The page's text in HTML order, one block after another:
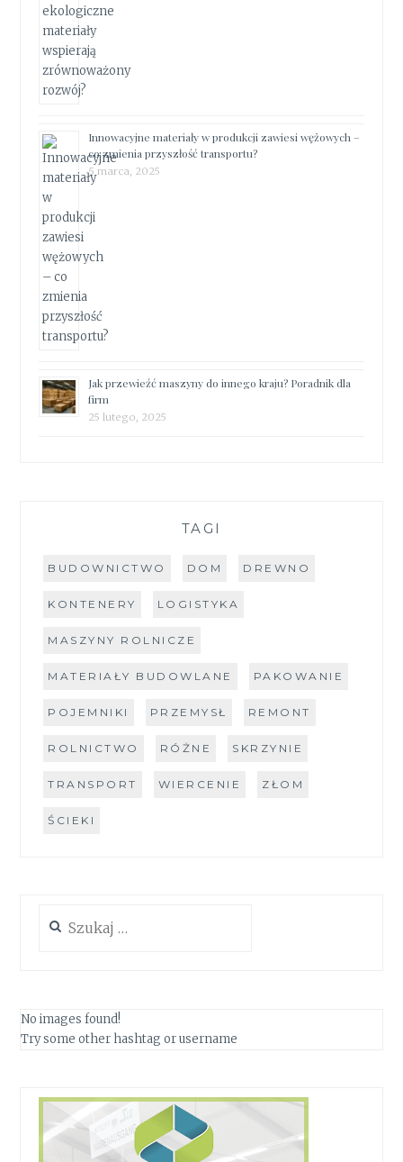
Innowacyjne materiały w produkcji zawiesi wężowych –
co zmienia przyszłość transportu?
5 marca, 2025
Jak przewieźć maszyny do innego kraju? Poradnik dla
firm
25 lutego, 2025
TAGI
BUDOWNICTWO DOM DREWNO
KONTENERY LOGISTYKA
MASZYNY ROLNICZE
MATERIAŁY BUDOWLANE PAKOWANIE
POJEMNIKI PRZEMYSŁ REMONT
ROLNICTWO RÓŻNE SKRZYNIE
TRANSPORT WIERCENIE ZŁOM
ŚCIEKI
No images found!
Try some other hashtag or username